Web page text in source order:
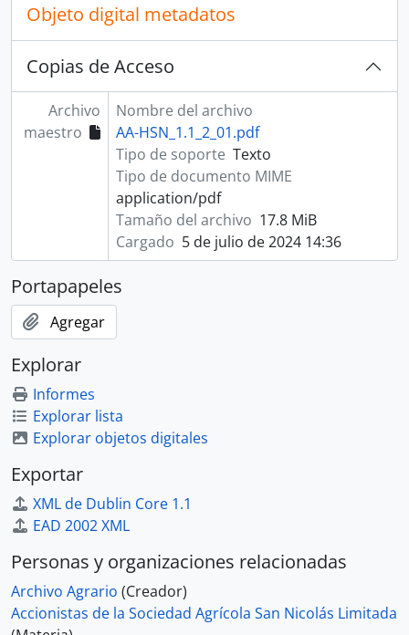
Objeto digital metadatos
Copias de Acceso
Archivo
maestro
Nombre del archivo
AA-HSN_1.1_2_01.pdf
Tipo de soporte Texto
Tipo de documento MIME
application/pdf
Tamaño del archivo 17.8 MiB
Cargado 5 de julio de 2024 14:36
Portapapeles
Agregar
Explorar
Informes
Explorar lista
Explorar objetos digitales
Exportar
XML de Dublin Core 1.1
EAD 2002 XML
Personas y organizaciones relacionadas
Archivo Agrario (Creador)
Accionistas de la Sociedad Agrícola San Nicolás Limitada